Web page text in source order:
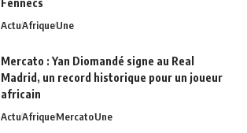
Fennecs
ActuAfriqueUne
Mercato : Yan Diomandé signe au Real
Madrid, un record historique pour un joueur
africain
ActuAfriqueMercatoUne